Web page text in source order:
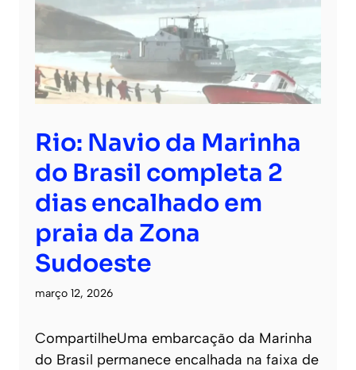
Rio: Navio da Marinha
do Brasil completa 2
dias encalhado em
praia da Zona
Sudoeste
março 12, 2026
CompartilheUma embarcação da Marinha
do Brasil permanece encalhada na faixa de